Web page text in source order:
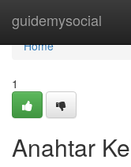
guidemysocial
Home
Home
1
Anahtar